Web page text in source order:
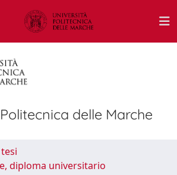
delle Marche
diploma universitario